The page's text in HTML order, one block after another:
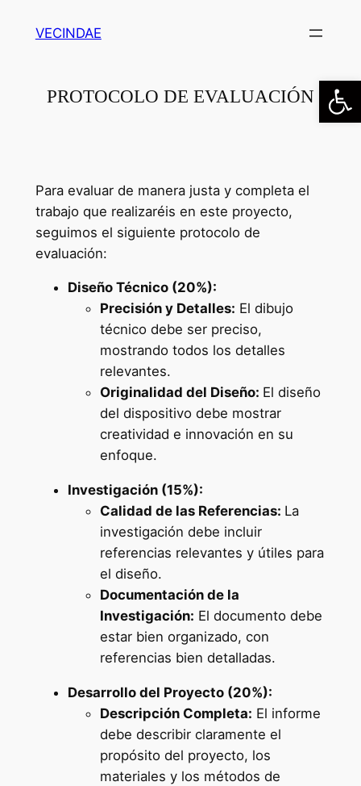
VECINDAE
PROTOCOLO DE EVALUACIÓN
Para evaluar de manera justa y completa el
trabajo que realizaréis en este proyecto,
seguimos el siguiente protocolo de
evaluación:
Diseño Técnico (20%):
Precisión y Detalles: El dibujo
técnico debe ser preciso,
mostrando todos los detalles
relevantes.
Originalidad del Diseño: El diseño
del dispositivo debe mostrar
creatividad e innovación en su
enfoque.
Investigación (15%):
Calidad de las Referencias: La
investigación debe incluir
referencias relevantes y útiles para
el diseño.
Documentación de la
Investigación: El documento debe
estar bien organizado, con
referencias bien detalladas.
Desarrollo del Proyecto (20%):
Descripción Completa: El informe
debe describir claramente el
propósito del proyecto, los
materiales y los métodos de
Abrir